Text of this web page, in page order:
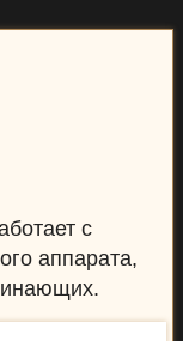
с
аппарата,